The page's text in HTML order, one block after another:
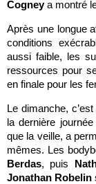
Cogneya montré
Après une longue
conditions
aussi faible, les
ressources pour
en finale pour les
Le dimanche,
la dernière
que la veille, a
mêmes. Les
Berdas, puis
Jonathan Robelin